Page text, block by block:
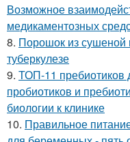
Возможное
медикаментозных
8. Порошок из сушеной
туберкулезе
9. ТОП-11 пребиотиков
пробиотиков и
биологии к клинике
10. Правильное